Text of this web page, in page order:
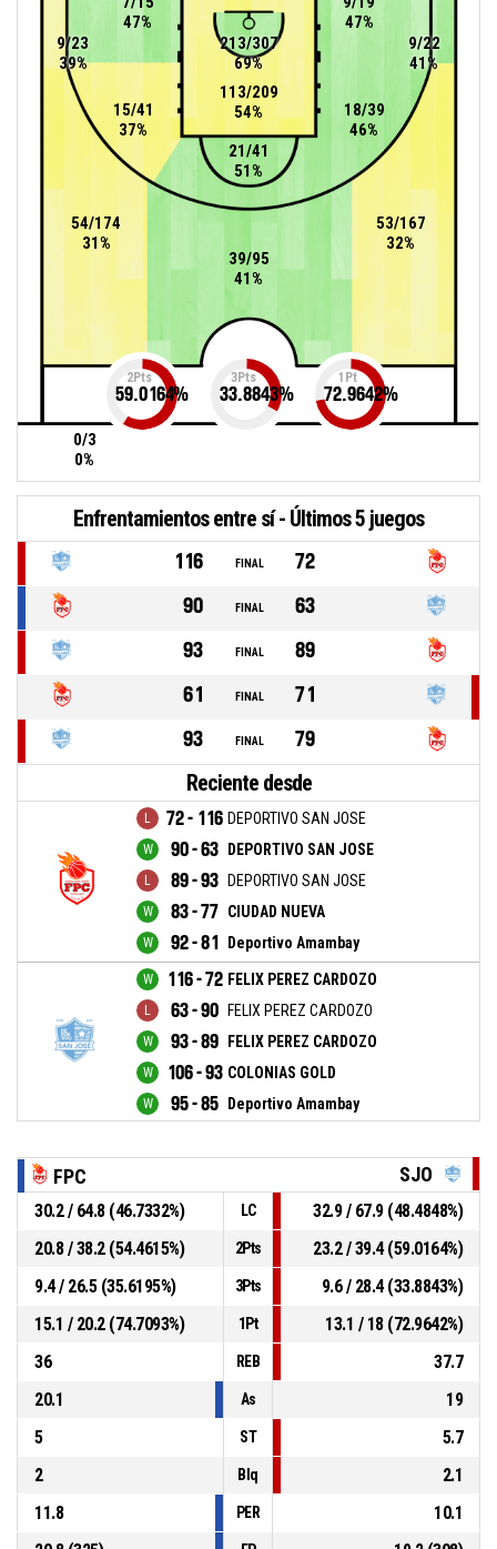
39/95
41%
113/209
54%
213/307
69%
18/39
46%
47%
53/167
32%
47%
54/174
31%
9/23
39%
9/22
41%
21/41
51%
15/41
37%
0/3
0%
2Pts
59.0164%
3Pts
33.8843%
1Pt
72.9642%
Enfrentamientos entre sí - Últimos 5 juegos
116 FINAL
72
90
FINAL
63
93
FINAL
89
61
FINAL
71
93
FINAL 79
Reciente desde
72 - 116 DEPORTIVO SAN JOSE
90 - 63 DEPORTIVO SAN JOSE
89 - 93 DEPORTIVO SAN JOSE
83 - 77 CIUDAD NUEVA
92 - 81 Deportivo Amambay
116 - 72 FELIX PEREZ CARDOZO
63 - 90 FELIX PEREZ CARDOZO
93 - 89 FELIX PEREZ CARDOZO
106 - 93 COLONIAS GOLD
95 - 85 Deportivo Amambay
FPC SJO
30.2 / 64.8 (46.7332%) LC
32.9 / 67.9 (48.4848%)
20.8 / 38.2 (54.4615%)
2Pts
23.2 / 39.4 (59.0164%)
9.4 / 26.5 (35.6195%)
3Pts
9.6 / 28.4 (33.8843%)
15.1 / 20.2 (74.7093%)
1Pt
13.1 / 18 (72.9642%)
36
REB
37.7
20.1
As
19
5
ST
5.7
2
Blq
2.1
11.8
PER
10.1